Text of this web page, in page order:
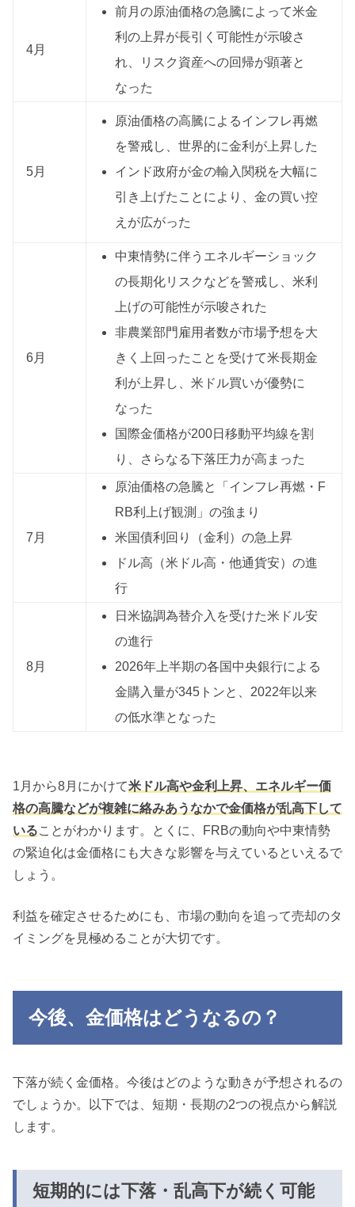
4月
前月の原油価格の急騰によって米金
利の上昇が長引く可能性が示唆さ
れ、リスク資産への回帰が顕著と
なった
5月
原油価格の高騰によるインフレ再燃
を警戒し、世界的に金利が上昇した
インド政府が金の輸入関税を大幅に
引き上げたことにより、金の買い控
えが広がった
6月
中東情勢に伴うエネルギーショック
の長期化リスクなどを警戒し、米利
上げの可能性が示唆された
非農業部門雇用者数が市場予想を大
きく上回ったことを受けて米長期金
利が上昇し、米ドル買いが優勢に
なった
国際金価格が200日移動平均線を割
り、さらなる下落圧力が高まった
7月
原油価格の急騰と「インフレ再燃・F
RB利上げ観測」の強まり
米国債利回り（金利）の急上昇
ドル高（米ドル高・他通貨安）の進
行
8月
日米協調為替介入を受けた米ドル安
の進行
2026年上半期の各国中央銀行による
金購入量が345トンと、2022年以来
の低水準となった
1月から8月にかけて米ドル高や金利上昇、エネルギー価
格の高騰などが複雑に絡みあうなかで金価格が乱高下して
いることがわかります。とくに、FRBの動向や中東情勢
の緊迫化は金価格にも大きな影響を与えているといえるで
しょう。
利益を確定させるためにも、市場の動向を追って売却のタ
イミングを見極めることが大切です。
今後、金価格はどうなるの？
下落が続く金価格。今後はどのような動きが予想されるの
でしょうか。以下では、短期・長期の2つの視点から解説
します。
短期的には下落・乱高下が続く可能